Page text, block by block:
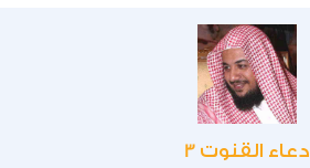
دعاء القنوت 3